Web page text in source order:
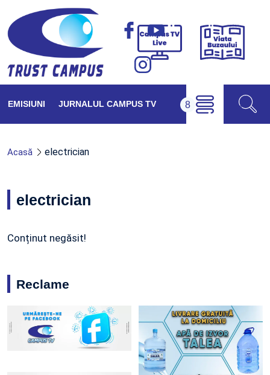
Campus
Viața
EMISIUNI JURNALUL CAMPUS TV
Acasă electrician
electrician
Conținut negăsit!
Reclame